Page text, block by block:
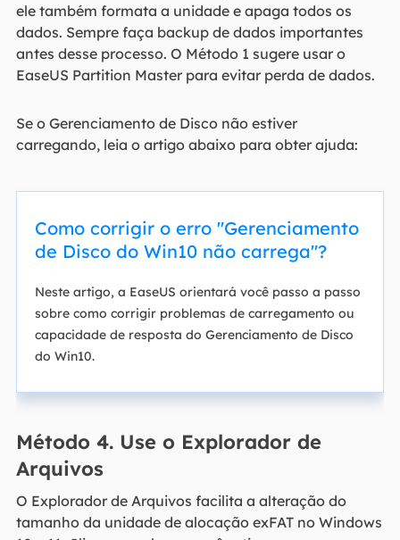
ele também formata a unidade e apaga todos os
dados. Sempre faça backup de dados importantes
antes desse processo. O Método 1 sugere usar o
EaseUS Partition Master para evitar perda de dados.
Se o Gerenciamento de Disco não estiver
carregando, leia o artigo abaixo para obter ajuda:
Como corrigir o erro "Gerenciamento
de Disco do Win10 não carrega"?
Neste artigo, a EaseUS orientará você passo a passo
sobre como corrigir problemas de carregamento ou
capacidade de resposta do Gerenciamento de Disco
do Win10.
Método 4. Use o Explorador de
Arquivos
O Explorador de Arquivos facilita a alteração do
tamanho da unidade de alocação exFAT no Windows